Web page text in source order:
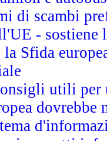
di scambi
- sostiene
Sfida
utili per